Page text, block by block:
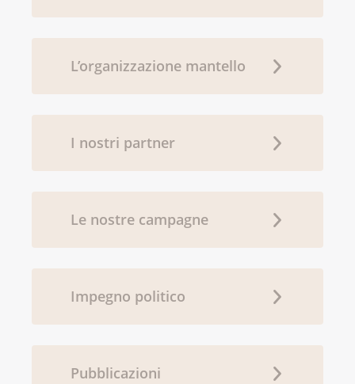
L’organizzazione mantello
I nostri partner
Le nostre campagne
Impegno politico
Pubblicazioni